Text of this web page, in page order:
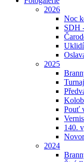
2026
Noc
SDH
2025
Pouť
140.
2024